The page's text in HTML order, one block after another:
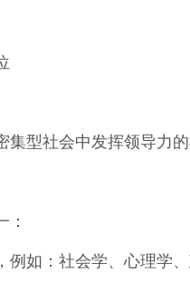
型社会中发挥领导力的
：
如：社会学、心理学